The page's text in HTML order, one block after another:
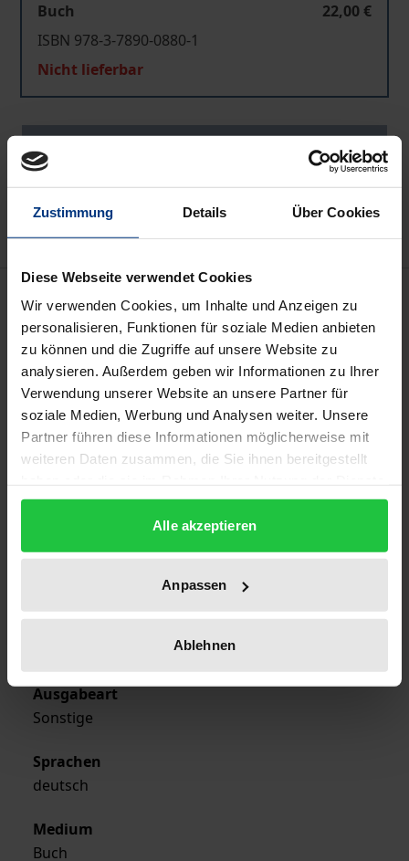
Zustimmung Details Über Cookies
Diese Webseite verwendet Cookies
Wir verwenden Cookies, um Inhalte und Anzeigen zu
personalisieren, Funktionen für soziale Medien anbieten
zu können und die Zugriffe auf unsere Website zu
analysieren. Außerdem geben wir Informationen zu Ihrer
Verwendung unserer Website an unsere Partner für
soziale Medien, Werbung und Analysen weiter. Unsere
Partner führen diese Informationen möglicherweise mit
weiteren Daten zusammen, die Sie ihnen bereitgestellt
gesammelt haben.
Alle akzeptieren
Anpassen
Ablehnen
Buch
22,00 €
ISBN 978-3-7890-0880-1
Nicht lieferbar
Zur Wunschliste hinzufügen
Auflage
1
ISBN
978-3-7890-0880-1
Erscheinungsjahr
Ausgabeart
Sonstige
Sprachen
deutsch
Medium
Buch